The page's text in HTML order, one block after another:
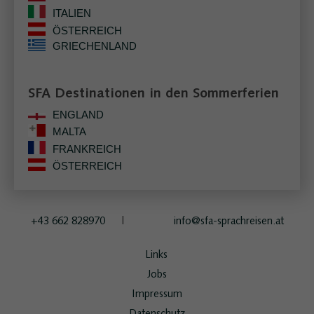
ITALIEN
ÖSTERREICH
GRIECHENLAND
SFA Destinationen in den Sommerferien
ENGLAND
MALTA
FRANKREICH
ÖSTERREICH
+43 662 828970 info@sfa-sprachreisen.at
Links
Jobs
Impressum